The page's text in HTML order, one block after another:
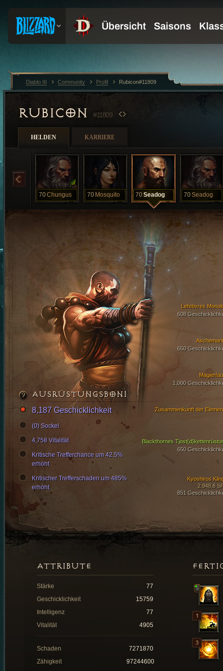
RUBICON #11809
HELDEN KARRIERE
70Chungus 70 Mosquito 70Seadog 70Seadog
650
1,000
Lefebvres
608
Blackthornes
650
Kyoshiros
2.948,8
851
Zusammenkunft der
AUSRÜSTUNGSBONI
8,187 Geschicklichkeit
(0) Sockel
4,758 Vitalität
Kritische Trefferchance um 42.5%
erhöht
Kritischer Trefferschaden um 485%
erhöht
ATTRIBUTE
Stärke
77
Geschicklichkeit
15759
Intelligenz
77
Vitalität
4905
Schaden
7271870
Zähigkeit
97244600
Diablo III Community Profil Rubicon#11809